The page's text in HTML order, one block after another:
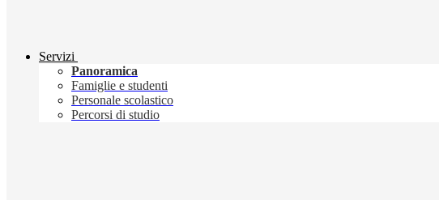
Servizi
Panoramica
Famiglie e studenti
Personale scolastico
Percorsi di studio